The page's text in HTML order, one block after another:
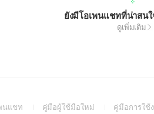
ยังมีโอเพนแชทที่น่าสน
ดูเพิ่มเติม
นแชท
(Openคู่มือผู้ใช้มือใหม่
(Openคู่มือการใช้